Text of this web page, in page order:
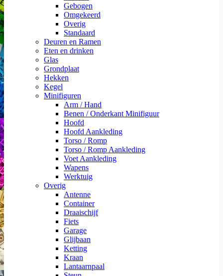
Gebogen
Omgekeerd
Overig
Standaard
Deuren en Ramen
Eten en drinken
Glas
Grondplaat
Hekken
Kegel
Minifiguren
Arm / Hand
Benen / Onderkant Minifiguur
Hoofd
Hoofd Aankleding
Torso / Romp
Torso / Romp Aankleding
Voet Aankleding
Wapens
Werktuig
Overig
Antenne
Container
Draaischijf
Fiets
Garage
Glijbaan
Ketting
Kraan
Lantaarnpaal